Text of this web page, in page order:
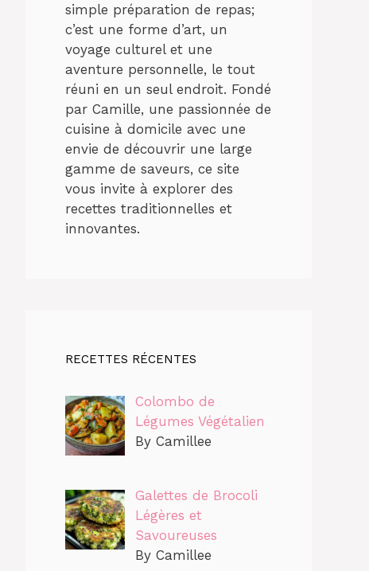
simple préparation de repas;
c’est une forme d’art, un
voyage culturel et une
aventure personnelle, le tout
réuni en un seul endroit. Fondé
par Camille, une passionnée de
cuisine à domicile avec une
envie de découvrir une large
gamme de saveurs, ce site
vous invite à explorer des
recettes traditionnelles et
innovantes.
RECETTES RÉCENTES
Colombo de
Légumes Végétalien
By Camillee
Galettes de Brocoli
Légères et
Savoureuses
By Camillee